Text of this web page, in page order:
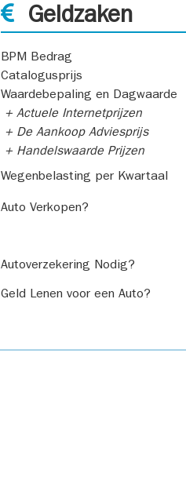
Geldzaken
BPM Bedrag
Catalogusprijs
Waardebepaling en Dagwaarde
+ Actuele Internetprijzen
+ De Aankoop Adviesprijs
+ Handelswaarde Prijzen
Wegenbelasting per Kwartaal
Auto Verkopen?
Autoverzekering Nodig?
Geld Lenen voor een Auto?